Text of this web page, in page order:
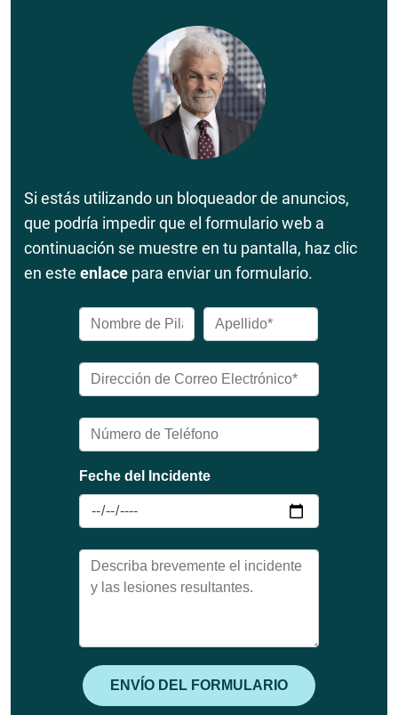
Si estás utilizando un bloqueador de anuncios,
que podría impedir que el formulario web a
continuación se muestre en tu pantalla, haz clic
en este enlace para enviar un formulario.